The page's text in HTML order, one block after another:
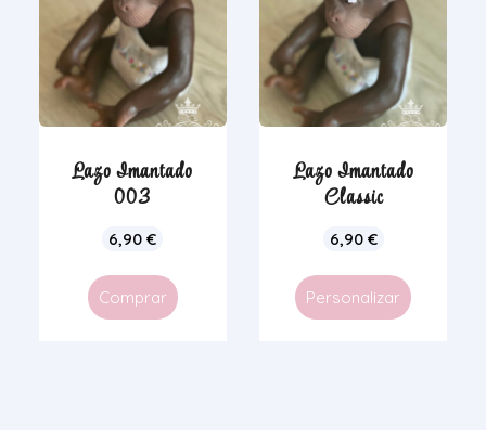
Lazo Imantado
003
6,90€
Comprar
Lazo Imantado
Classic
6,90 €
Personalizar